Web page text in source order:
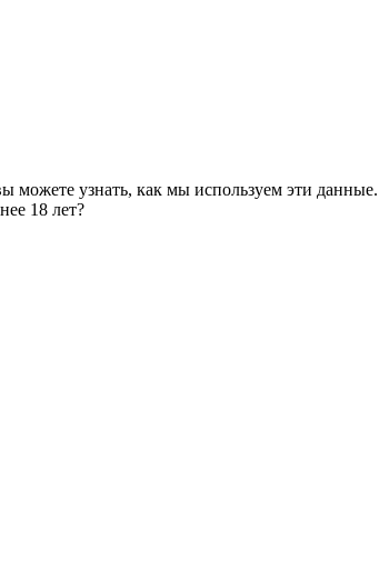
можете узнать, как мы используем эти данные.
18 лет?